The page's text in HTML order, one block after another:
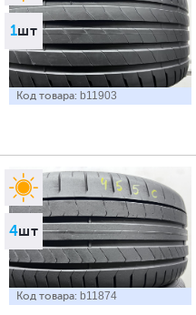
1шт
Код товара: b11903
4шт
Код товара: b11874